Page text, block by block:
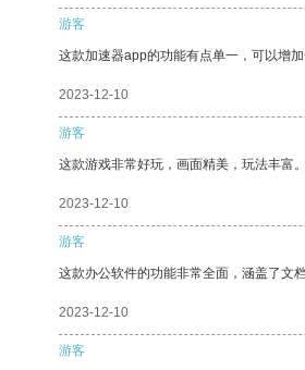
游客
这款加速器app的功能有点单一，可以增
2023-12-10
游客
这款游戏非常好玩，画面精美，玩法丰富
2023-12-10
游客
这款办公软件的功能非常全面，涵盖了文
2023-12-10
游客